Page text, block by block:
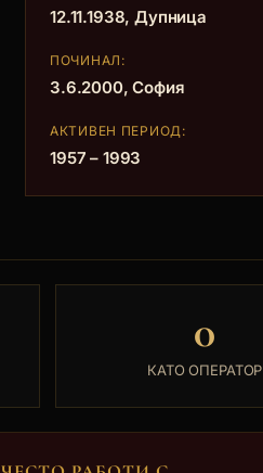
12.11.1938, Дупница
ПОЧИНАЛ:
3.6.2000, София
АКТИВЕН ПЕРИОД:
1957 – 1993
0
КАТО ОПЕРАТОР